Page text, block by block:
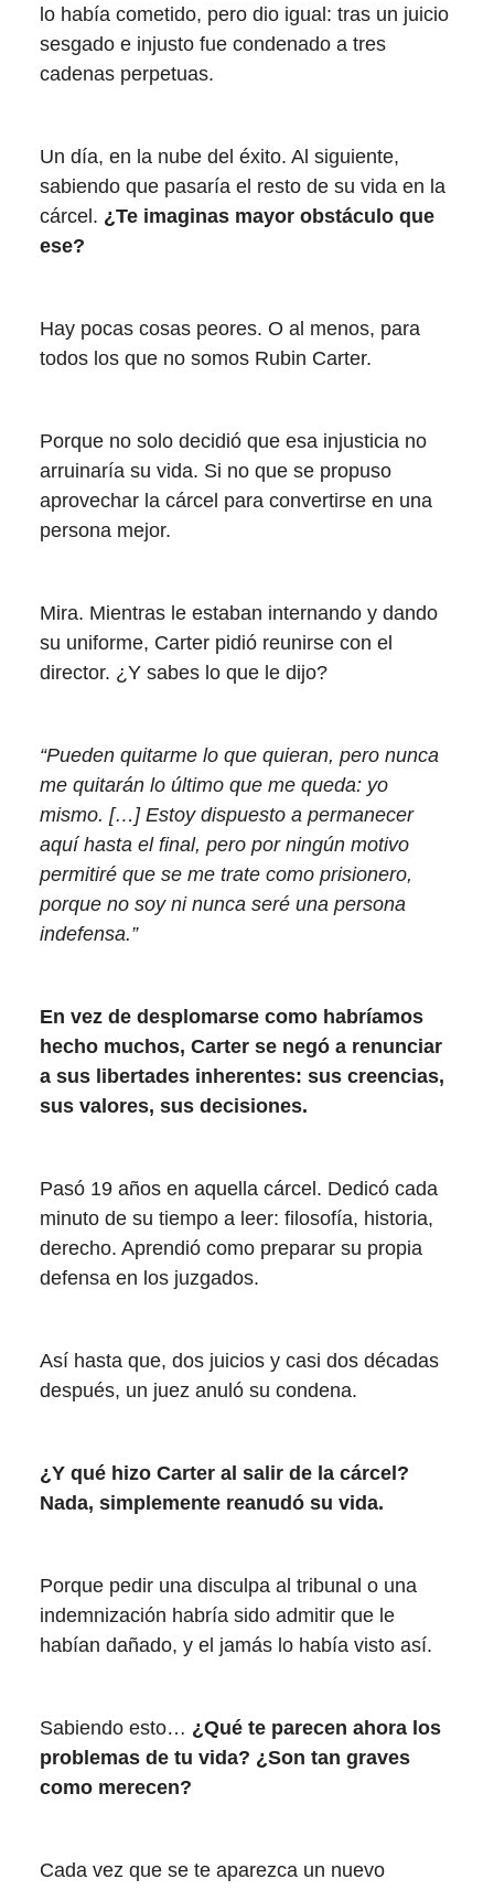
lo había cometido, pero dio igual: tras un juicio
sesgado e injusto fue condenado a tres
cadenas perpetuas.
Un día, en la nube del éxito. Al siguiente,
sabiendo que pasaría el resto de su vida en la
cárcel. ¿Te imaginas mayor obstáculo que
ese?
Hay pocas cosas peores. O al menos, para
todos los que no somos Rubin Carter.
Porque no solo decidió que esa injusticia no
arruinaría su vida. Si no que se propuso
aprovechar la cárcel para convertirse en una
persona mejor.
Mira. Mientras le estaban internando y dando
su uniforme, Carter pidió reunirse con el
director. ¿Y sabes lo que le dijo?
“Pueden quitarme lo que quieran, pero nunca
me quitarán lo último que me queda: yo
mismo. […] Estoy dispuesto a permanecer
aquí hasta el final, pero por ningún motivo
permitiré que se me trate como prisionero,
porque no soy ni nunca seré una persona
indefensa.”
En vez de desplomarse como habríamos
hecho muchos, Carter se negó a renunciar
a sus libertades inherentes: sus creencias,
sus valores, sus decisiones.
Pasó 19 años en aquella cárcel. Dedicó cada
minuto de su tiempo a leer: filosofía, historia,
derecho. Aprendió como preparar su propia
defensa en los juzgados.
Así hasta que, dos juicios y casi dos décadas
después, un juez anuló su condena.
¿Y qué hizo Carter al salir de la cárcel?
Nada, simplemente reanudó su vida.
Porque pedir una disculpa al tribunal o una
indemnización habría sido admitir que le
habían dañado, y el jamás lo había visto así.
Sabiendo esto… ¿Qué te parecen ahora los
problemas de tu vida? ¿Son tan graves
como merecen?
Cada vez que se te aparezca un nuevo